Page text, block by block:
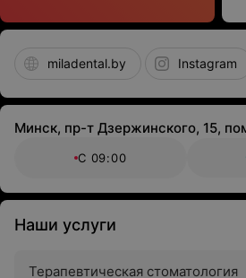
miladental.by Instagram
Минск, пр-т Дзержинского, 15,
С 09:00
Наши услуги
Терапевтическая стоматология